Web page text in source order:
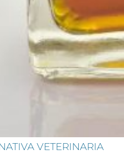
VETERINARIA